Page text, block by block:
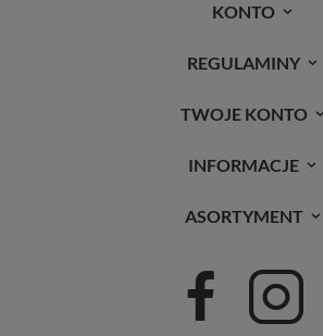
KONTO
REGULAMINY
TWOJE KONTO
INFORMACJE
ASORTYMENT